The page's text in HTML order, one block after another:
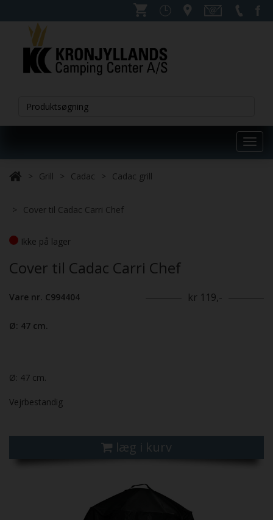
Grill Cadac Cadac grill
Cover til Cadac Carri Chef
Ikke på lager
Cover til Cadac Carri Chef
Vare nr. C994404 kr 119,-
Ø: 47 cm.
Ø: 47 cm.
Vejrbestandig
læg i kurv